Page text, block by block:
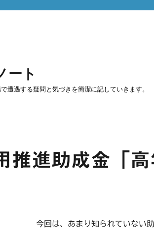
ート
遭遇する疑問と気づきを簡潔に記していきます。
推進助成金「
今回は、あまり知られていない